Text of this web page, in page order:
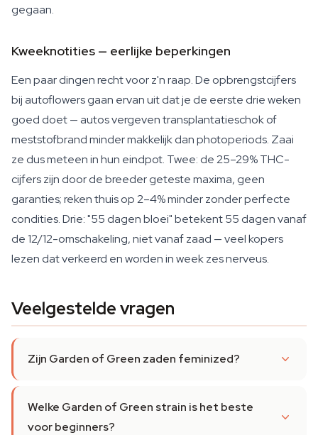
gegaan.
Kweeknotities — eerlijke beperkingen
Een paar dingen recht voor z'n raap. De opbrengstcijfers
bij autoflowers gaan ervan uit dat je de eerste drie weken
goed doet — autos vergeven transplantatieschok of
meststofbrand minder makkelijk dan photoperiods. Zaai
ze dus meteen in hun eindpot. Twee: de 25–29% THC-
cijfers zijn door de breeder geteste maxima, geen
garanties; reken thuis op 2–4% minder zonder perfecte
condities. Drie: "55 dagen bloei" betekent 55 dagen vanaf
de 12/12-omschakeling, niet vanaf zaad — veel kopers
lezen dat verkeerd en worden in week zes nerveus.
Veelgestelde vragen
Zijn Garden of Green zaden feminized?
Welke Garden of Green strain is het beste
voor beginners?